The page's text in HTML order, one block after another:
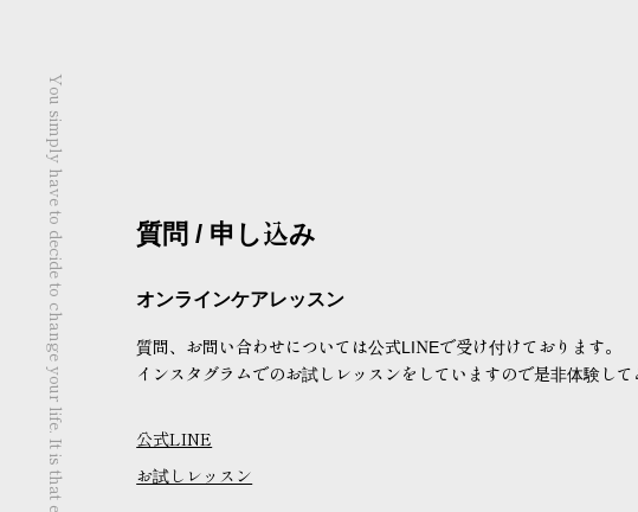
You simply have to decide to change your life. It is that easy. 質問 / 申し込み
オンラインケアレッスン
質問、お問い合わせについては公式LINEで受け付けております。
インスタグラムでのお試しレッスンをしていますので是非体験して
公式LINE
お試しレッスン